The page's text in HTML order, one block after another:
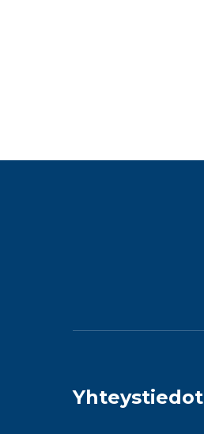
Yhteystiedot